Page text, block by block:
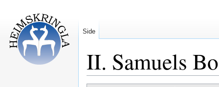
II. Samuels
Side